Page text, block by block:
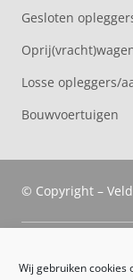
Wij gebruiken cookies
Gesloten
Losse opleggers/
Bouwvoertuigen
© Copyright –
Veldhuizen Trucks